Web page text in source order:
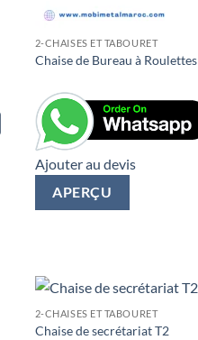
2-CHAISES ET TABOURET
Chaise de Bureau à Roulettes
Ajouter au devis
APERÇU
2-CHAISES ET TABOURET
Chaise de secrétariat T2